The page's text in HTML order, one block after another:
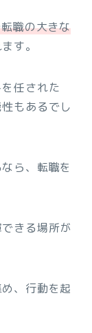
職の大きな
す。
任された
もあるでし
ら、転職を
きる場所が
、行動を起